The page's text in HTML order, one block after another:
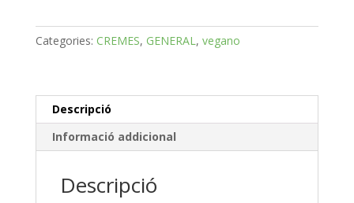
Categories: CREMES, GENERAL, vegano
Descripció
Informació addicional
Descripció